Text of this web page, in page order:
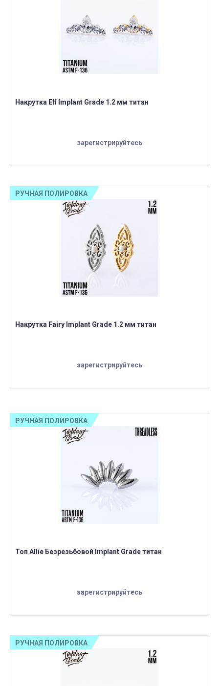
Накрутка Elf Implant Grade 1.2 мм титан
зарегистрируйтесь
Накрутка Fairy Implant Grade 1.2 мм титан
зарегистрируйтесь
РУЧНАЯ ПОЛИРОВКА
Топ Allie Безрезьбовой Implant Grade титан
зарегистрируйтесь
РУЧНАЯ ПОЛИРОВКА
РУЧНАЯ ПОЛИРОВКА